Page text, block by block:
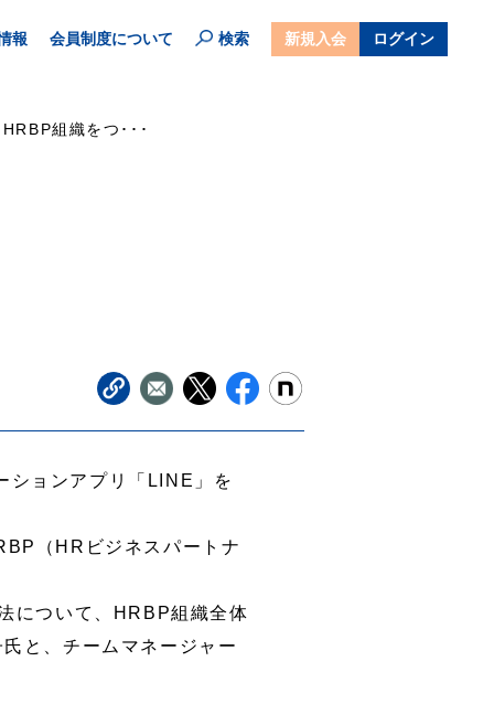
報 会員制度について 検索 新規入会 ログイン
組織をつ･･･
ションアプリ「LINE」を
（HRビジネスパートナ
について、HRBP組織全体
と、チームマネージャー